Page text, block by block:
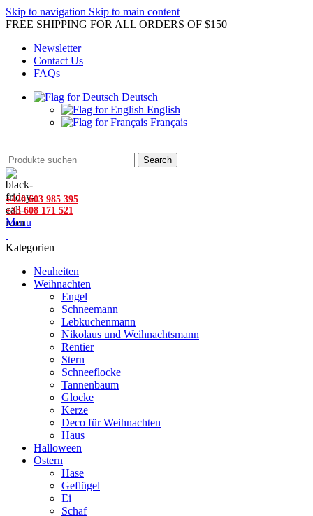
Skip to navigation Skip to main content
FREE SHIPPING FOR ALL ORDERS OF $150
Newsletter
Contact Us
FAQs
Deutsch
English
Français
Search
+420 603 985 395
+33 608 171 521
Menu
Kategorien
Neuheiten
Weihnachten
Engel
Schneemann
Lebkuchenmann
Nikolaus und Weihnachtsmann
Rentier
Stern
Schneeflocke
Tannenbaum
Glocke
Kerze
Deco für Weihnachten
Haus
Halloween
Ostern
Hase
Geflügel
Ei
Schaf